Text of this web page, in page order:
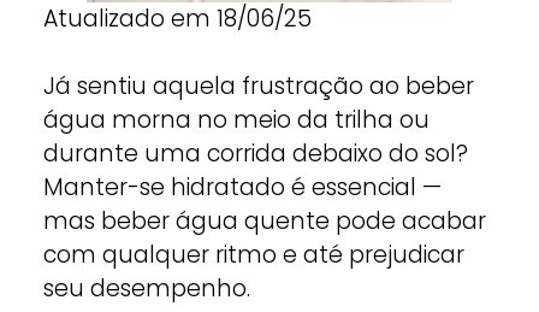
Atualizado em 18/06/25
Já sentiu aquela frustração ao beber
água morna no meio da trilha ou
durante uma corrida debaixo do sol?
Manter-se hidratado é essencial —
mas beber água quente pode acabar
com qualquer ritmo e até prejudicar
seu desempenho.